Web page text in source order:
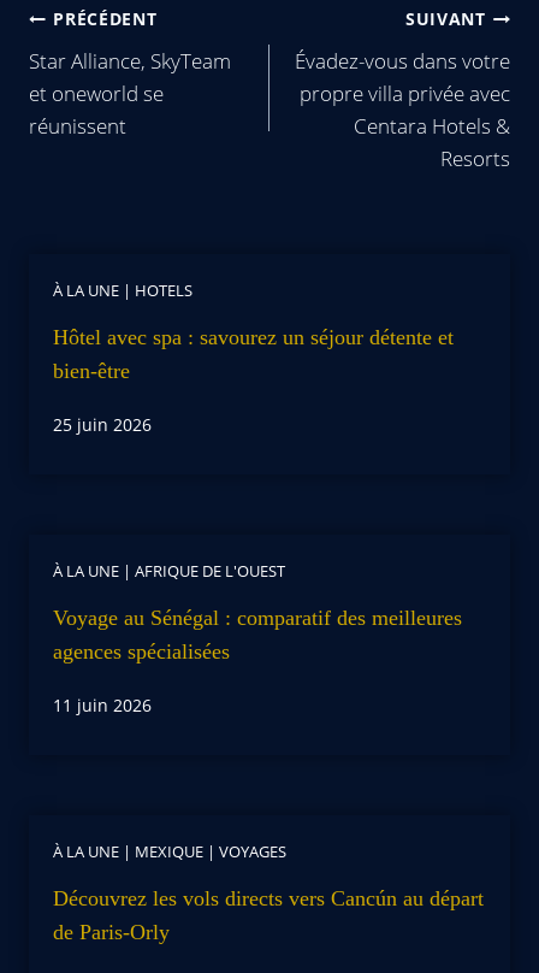
PRÉCÉDENT
Star Alliance, SkyTeam
et oneworld se
réunissent
SUIVANT
Évadez-vous dans votre
propre villa privée avec
Centara Hotels &
Resorts
À LA UNE | HOTELS
Hôtel avec spa : savourez un séjour détente et
bien-être
25 juin 2026
À LA UNE | AFRIQUE DE L'OUEST
Voyage au Sénégal : comparatif des meilleures
agences spécialisées
11 juin 2026
À LA UNE | MEXIQUE | VOYAGES
Découvrez les vols directs vers Cancún au départ
de Paris-Orly